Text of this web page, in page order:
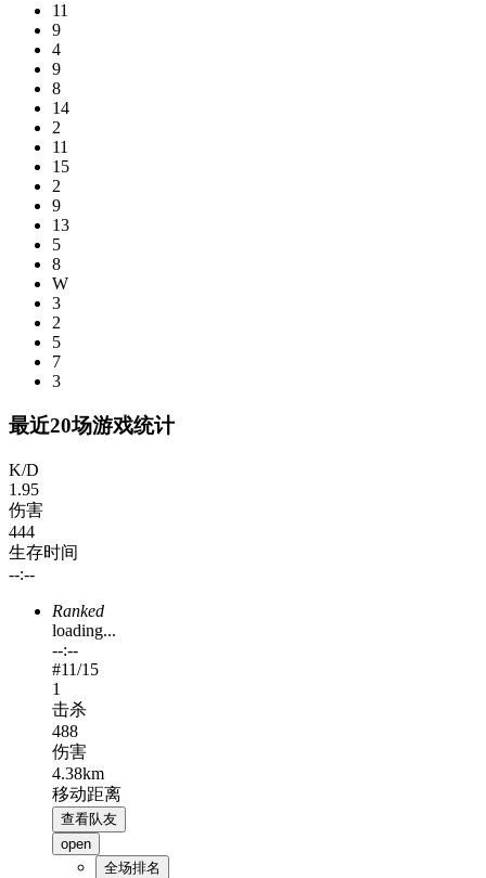
11
9
4
9
8
14
2
11
15
2
9
13
5
8
W
3
2
5
7
3
最近20场游戏统计
K/D
1.95
伤害
444
生存时间
--:--
Ranked
loading...
--:--
#11/15
1
击杀
488
伤害
4.38km
移动距离
查看队友
open
全场排名